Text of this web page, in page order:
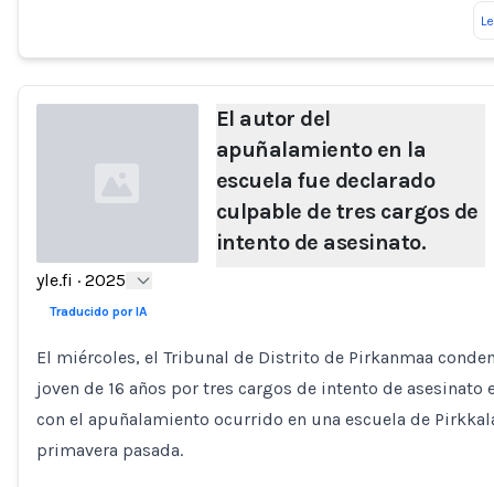
Loading...
El autor del
apuñalamiento en la
escuela fue declarado
culpable de tres cargos de
intento de asesinato.
yle.fi · 2025
Traducido por IA
El miércoles, el Tribunal de Distrito de Pirkanmaa
joven de 16 años por tres cargos de intento de asesinato
con el apuñalamiento ocurrido en una escuela de
primavera pasada.